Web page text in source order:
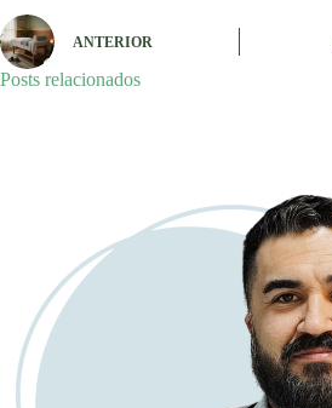
ANTERIOR
Posts relacionados